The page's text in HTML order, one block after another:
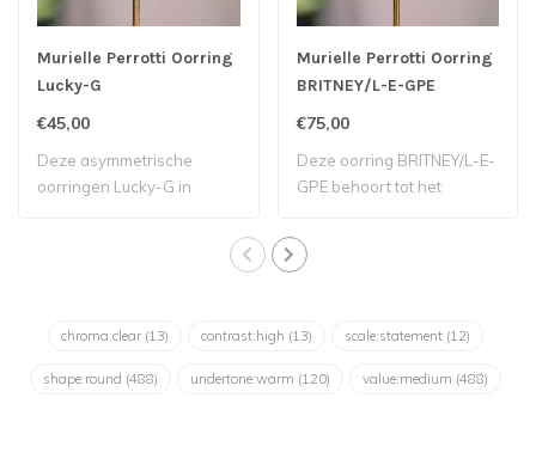
Murielle Perrotti Oorring
Lucky-G
€45,00
Deze asymmetrische
oorringen Lucky-G in
Murielle Perrotti Oorring
BRITNEY/L-E-GPE
€75,00
Deze oorring BRITNEY/L-E-
GPE behoort tot het
chroma:clear (13) contrast:high (13) scale:statement (12)
shape:round (488) undertone:warm (120) value:medium (488)